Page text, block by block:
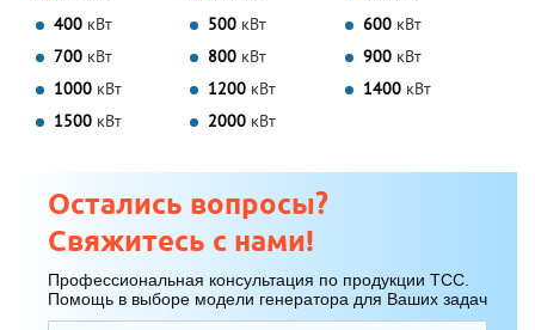
400 кВт 500 кВт 600 кВт
700 кВт 800 кВт 900 кВт
1000 кВт 1200 кВт 1400 кВт
1500 кВт 2000 кВт
Остались вопросы?
Свяжитесь с нами!
Профессиональная консультация по продукции ТСС.
Помощь в выборе модели генератора для Ваших задач